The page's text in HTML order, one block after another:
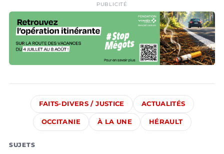
PUBLICITÉ
FAITS-DIVERS / JUSTICE ACTUALITÉS
OCCITANIE À LA UNE HÉRAULT
SUJETS